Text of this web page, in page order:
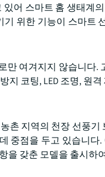
있어 스마트 홈 생태
위한 기능이 스마트
만 여겨지지 않습니다
지 코팅, LED 조명, 원
촌 지역의 천장 선풍
중점을 두고 있습니다
을 갖춘 모델을 출시하